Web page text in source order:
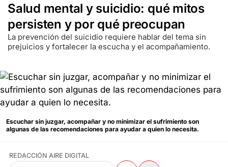
Salud mental y suicidio: qué mitos
persisten y por qué preocupan
La prevención del suicidio requiere hablar del tema sin
prejuicios y fortalecer la escucha y el acompañamiento.
Escuchar sin juzgar, acompañar y no minimizar el sufrimiento son
algunas de las recomendaciones para ayudar a quien lo necesita.
REDACCIÓN AIRE DIGITAL